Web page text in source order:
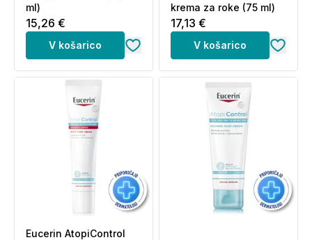
ml)
15,26 €
V košarico
krema za roke (75 ml)
17,13 €
V košarico
Eucerin AtopiControl